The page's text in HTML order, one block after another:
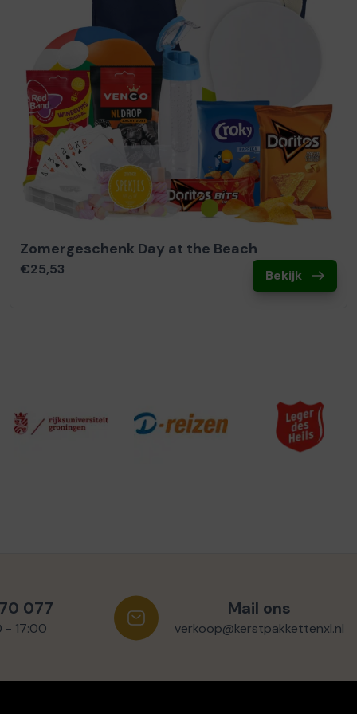
Zomergeschenk Day at the Beach
€25,53 Bekijk
077
- 17:00
Mail ons
verkoop@kerstpakkettenxl.nl